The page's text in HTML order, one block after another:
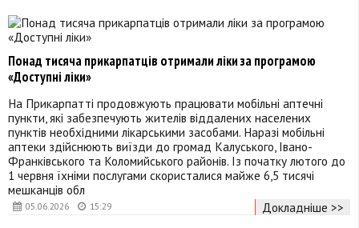
05.06.2026 15:29
Понад тисяча прикарпатців отримали ліки за програмою
«Доступні ліки»
На Прикарпатті продовжують працювати мобільні аптечні
пункти, які забезпечують жителів віддалених населених
пунктів необхідними лікарськими засобами. Наразі мобільні
аптеки здійснюють виїзди до громад Калуського, Івано-
Франківського та Коломийського районів. Із початку лютого до
1 червня їхніми послугами скористалися майже 6,5 тисячі
мешканців обл
Докладніше >>